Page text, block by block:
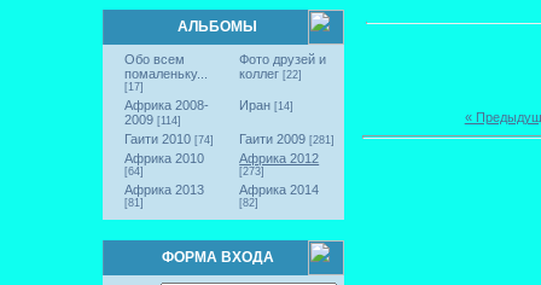
АЛЬБОМЫ
Обо всем
помаленьку...
[17]
Фото друзей и
коллег [22]
Африка 2008-
2009 [114]
Иран [14]
Гаити 2010 [74] Гаити 2009 [281]
Африка 2010
[64]
Африка 2012
[273]
Африка 2013
[81]
Африка 2014
[82]
ФОРМА ВХОДА
«